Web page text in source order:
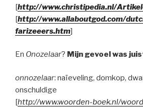
[http://www.christipedia.nl/
[http://www.allaboutgod.com/
farizeeers.htm]
En Onozelaar? Mijn gevoel was
onnozelaar: naïeveling, domkop,
onschuldige
[http://www.woorden-boek.nl/